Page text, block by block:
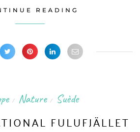
READING
/ Nature / Suède
FULUFJÄLLET